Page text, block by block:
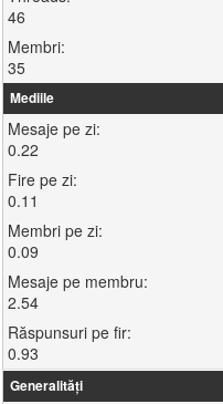
46
Membri:
35
Mediile
Mesaje pe zi:
0.22
Fire pe zi:
0.11
Membri pe zi:
0.09
Mesaje pe membru:
2.54
Răspunsuri pe fir:
0.93
Generalități